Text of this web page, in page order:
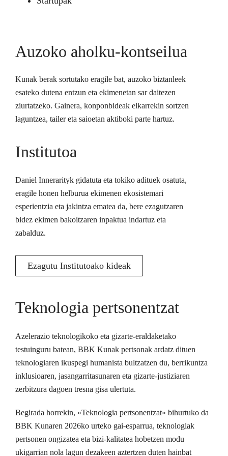
Auzoko aholku-kontseilua
Kunak berak sortutako eragile bat, auzoko biztanleek
esateko dutena entzun eta ekimenetan sar daitezen
ziurtatzeko. Gainera, konponbideak elkarrekin sortzen
laguntzea, tailer eta saioetan aktiboki parte hartuz.
Institutoa
Daniel Innerarityk gidatuta eta tokiko adituek osatuta,
eragile honen helburua ekimenen ekosistemari
esperientzia eta jakintza ematea da, bere ezagutzaren
bidez ekimen bakoitzaren inpaktua indartuz eta
zabalduz.
Ezagutu Institutoako kideak
Teknologia pertsonentzat
Azelerazio teknologikoko eta gizarte-eraldaketako
testuinguru batean, BBK Kunak pertsonak ardatz dituen
teknologiaren ikuspegi humanista bultzatzen du, berrikuntza
inklusioaren, jasangarritasunaren eta gizarte-justiziaren
zerbitzura dagoen tresna gisa ulertuta.
Begirada horrekin, «Teknologia pertsonentzat» bihurtuko da
BBK Kunaren 2026ko urteko gai-esparrua, teknologiak
pertsonen ongizatea eta bizi-kalitatea hobetzen modu
ukigarrian nola lagun dezakeen aztertzen duten hainbat